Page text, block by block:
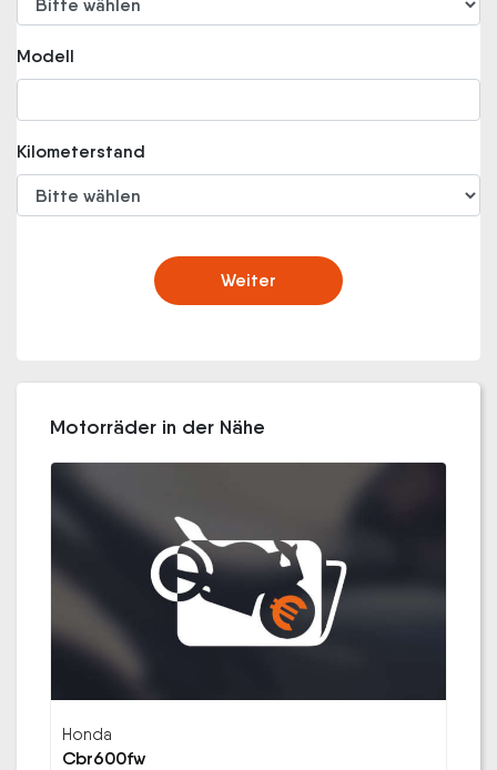
Modell
Kilometerstand
Weiter
Motorräder in der Nähe
Honda
Cbr600fw